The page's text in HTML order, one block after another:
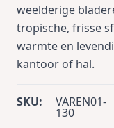
weelderige
tropische, frisse
warmte en
kantoor of hal.
SKU: VAREN01-
130